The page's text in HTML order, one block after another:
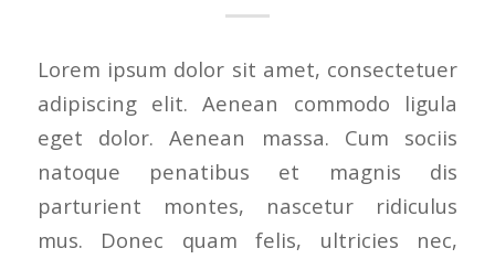
Lorem ipsum dolor sit amet, consectetuer
adipiscing elit. Aenean commodo ligula
eget dolor. Aenean massa. Cum sociis
natoque penatibus et magnis dis
parturient montes, nascetur ridiculus
mus. Donec quam felis, ultricies nec,